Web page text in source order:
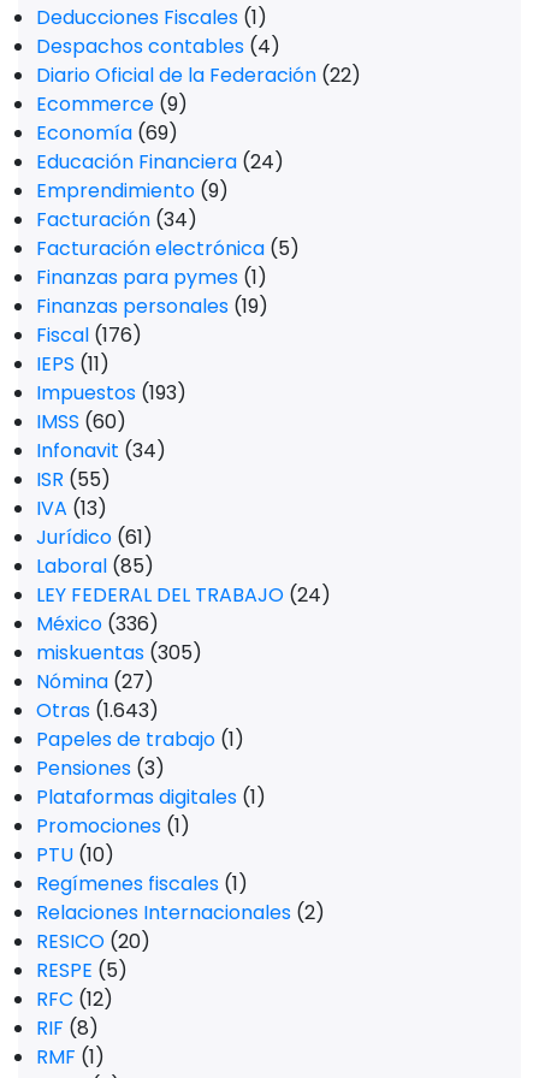
Deducciones Fiscales (1)
Despachos contables (4)
Diario Oficial de la Federación (22)
Ecommerce (9)
Economía (69)
Educación Financiera (24)
Emprendimiento (9)
Facturación (34)
Facturación electrónica (5)
Finanzas para pymes (1)
Finanzas personales (19)
Fiscal (176)
IEPS (11)
Impuestos (193)
IMSS (60)
Infonavit (34)
ISR (55)
IVA (13)
Jurídico (61)
Laboral (85)
LEY FEDERAL DEL TRABAJO (24)
México (336)
miskuentas (305)
Nómina (27)
Otras (1.643)
Papeles de trabajo (1)
Pensiones (3)
Plataformas digitales (1)
Promociones (1)
PTU (10)
Regímenes fiscales (1)
Relaciones Internacionales (2)
RESICO (20)
RESPE (5)
RFC (12)
RIF (8)
RMF (1)